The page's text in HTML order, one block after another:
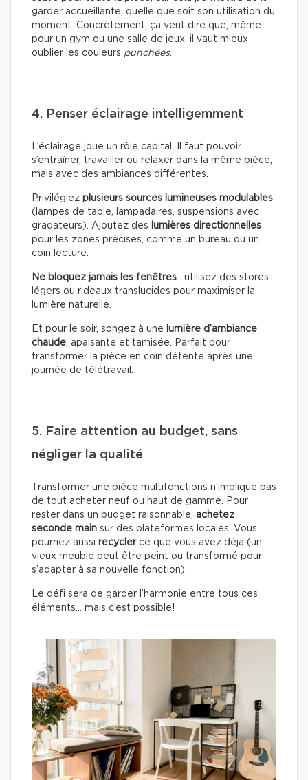
garder accueillante, quelle que soit son utilisation du
moment. Concrètement, ça veut dire que, même
pour un gym ou une salle de jeux, il vaut mieux
oublier les couleurs punchées.
4. Penser éclairage intelligemment
L’éclairage joue un rôle capital. Il faut pouvoir
s’entraîner, travailler ou relaxer dans la même pièce,
mais avec des ambiances différentes.
Privilégiez plusieurs sources lumineuses modulables
(lampes de table, lampadaires, suspensions avec
gradateurs). Ajoutez des lumières directionnelles
pour les zones précises, comme un bureau ou un
coin lecture.
Ne bloquez jamais les fenêtres : utilisez des stores
légers ou rideaux translucides pour maximiser la
lumière naturelle.
Et pour le soir, songez à une lumière d’ambiance
chaude, apaisante et tamisée. Parfait pour
transformer la pièce en coin détente après une
journée de télétravail.
5. Faire attention au budget, sans
négliger la qualité
Transformer une pièce multifonctions n’implique pas
de tout acheter neuf ou haut de gamme. Pour
rester dans un budget raisonnable, achetez
seconde main sur des plateformes locales. Vous
pourriez aussi recyclerce que vous avez déjà (un
vieux meuble peut être peint ou transformé pour
s’adapter à sa nouvelle fonction).
Le défi sera de garder l’harmonie entre tous ces
éléments… mais c’est possible!